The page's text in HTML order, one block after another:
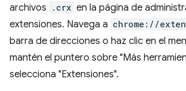
archivos
.crx en la página de
extensiones. Navega a chrome://
barra de direcciones o haz clic en el
mantén el puntero sobre "Más
selecciona "Extensiones".